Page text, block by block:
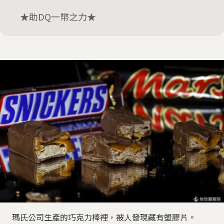
★助DQ一幣之力★
瑪氏公司生產的巧克力棒裡，被人發現藏有塑膠片。